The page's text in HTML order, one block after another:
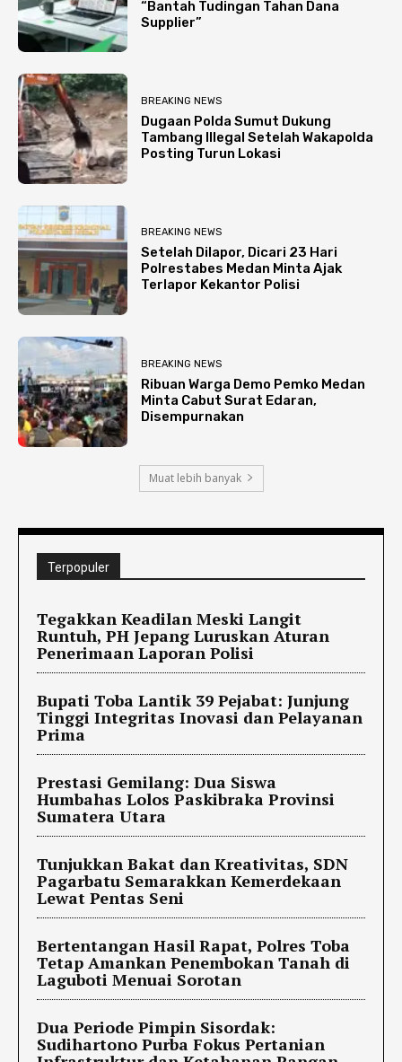
“Bantah Tudingan Tahan Dana
Supplier”
BREAKING NEWS
Dugaan Polda Sumut Dukung
Tambang Illegal Setelah Wakapolda
Posting Turun Lokasi
BREAKING NEWS
Setelah Dilapor, Dicari 23 Hari
Polrestabes Medan Minta Ajak
Terlapor Kekantor Polisi
BREAKING NEWS
Ribuan Warga Demo Pemko Medan
Minta Cabut Surat Edaran,
Disempurnakan
Muat lebih banyak
Terpopuler
Tegakkan Keadilan Meski Langit
Runtuh, PH Jepang Luruskan Aturan
Penerimaan Laporan Polisi
Bupati Toba Lantik 39 Pejabat: Junjung
Tinggi Integritas Inovasi dan Pelayanan
Prima
Prestasi Gemilang: Dua Siswa
Humbahas Lolos Paskibraka Provinsi
Sumatera Utara
Tunjukkan Bakat dan Kreativitas, SDN
Pagarbatu Semarakkan Kemerdekaan
Lewat Pentas Seni
Bertentangan Hasil Rapat, Polres Toba
Tetap Amankan Penembokan Tanah di
Laguboti Menuai Sorotan
Dua Periode Pimpin Sisordak:
Sudihartono Purba Fokus Pertanian